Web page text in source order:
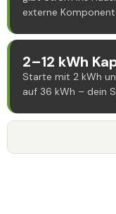
externe
2–12 kWh
Starte mit 2 kWh
auf 36 kWh – dein